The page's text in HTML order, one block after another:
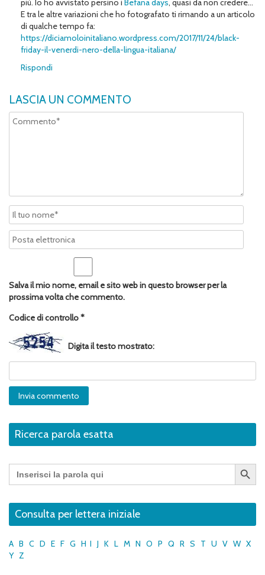
più. Io ho avvistato persino i Befana days, quasi da non credere…
E tra le altre variazioni che ho fotografato ti rimando a un articolo
di qualche tempo fa:
https://diciamoloinitaliano.wordpress.com/2017/11/24/black-
friday-il-venerdi-nero-della-lingua-italiana/
Rispondi
LASCIA UN COMMENTO
Salva il mio nome, email e sito web in questo browser per la
prossima volta che commento.
Codice di controllo*
Digita il testo mostrato:
Ricerca parola esatta
Search
for:
Search Button
Consulta per lettera iniziale
A B C D E F G H I J K L M N O P Q R S T U V W X
Y Z